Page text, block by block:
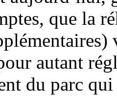
que la
autant
du parc